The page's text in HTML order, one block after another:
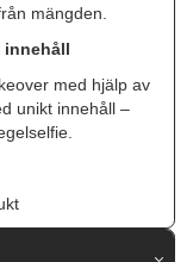
mängden.
innehåll
med hjälp av
unikt innehåll –